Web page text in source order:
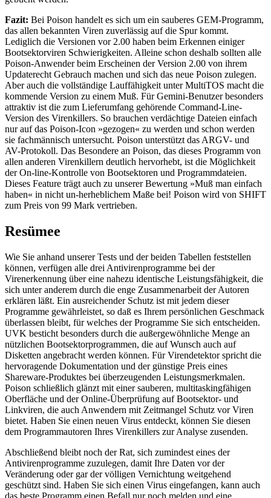
Fazit: Bei Poison handelt es sich um ein sauberes GEM-Programm,
das allen bekannten Viren zuverlässig auf die Spur kommt.
Lediglich die Versionen vor 2.00 haben beim Erkennen einiger
Bootsektorviren Schwierigkeiten. Alleine schon deshalb sollten alle
Poison-Anwender beim Erscheinen der Version 2.00 von ihrem
Updaterecht Gebrauch machen und sich das neue Poison zulegen.
Aber auch die vollständige Lauffähigkeit unter MultiTOS macht die
kommende Version zu einem Muß. Für Gemini-Benutzer besonders
attraktiv ist die zum Lieferumfang gehörende Command-Line-
Version des Virenkillers. So brauchen verdächtige Dateien einfach
nur auf das Poison-Icon »gezogen« zu werden und schon werden
sie fachmännisch untersucht. Poison unterstützt das ARGV- und
AV-Protokoll. Das Besondere an Poison, das dieses Programm von
allen anderen Virenkillern deutlich hervorhebt, ist die Möglichkeit
der On-line-Kontrolle von Bootsektoren und Programmdateien.
Dieses Feature trägt auch zu unserer Bewertung »Muß man einfach
haben« in nicht un-herheblichem Maße bei! Poison wird von SHIFT
zum Preis von 99 Mark vertrieben.
Resümee
Wie Sie anhand unserer Tests und der beiden Tabellen feststellen
können, verfügen alle drei Antivirenprogramme bei der
Virenerkennung über eine nahezu identische Leistungsfähigkeit, die
sich unter anderem durch die enge Zusammenarbeit der Autoren
erklären läßt. Ein ausreichender Schutz ist mit jedem dieser
Programme gewährleistet, so daß es Ihrem persönlichen Geschmack
überlassen bleibt, für welches der Programme Sie sich entscheiden.
UVK besticht besonders durch die außergewöhnliche Menge an
nützlichen Bootsektorprogrammen, die auf Wunsch auch auf
Disketten angebracht werden können. Für Virendetektor spricht die
hervoragende Dokumentation und der günstige Preis eines
Shareware-Produktes bei überzeugenden Leistungsmerkmalen.
Poison schließlich glänzt mit einer sauberen, multitaskingfähigen
Oberfläche und der Online-Überprüfung auf Bootsektor- und
Linkviren, die auch Anwendern mit Zeitmangel Schutz vor Viren
bietet. Haben Sie einen neuen Virus entdeckt, können Sie diesen
dem Programmautoren Ihres Virenkillers zur Analyse zusenden.
Abschließend bleibt noch der Rat, sich zumindest eines der
Antivirenprogramme zuzulegen, damit Ihre Daten vor der
Veränderung oder gar der völligen Vernichtung weitgehend
geschützt sind. Haben Sie sich einen Virus eingefangen, kann auch
das beste Programm einen Befall nur noch melden und eine